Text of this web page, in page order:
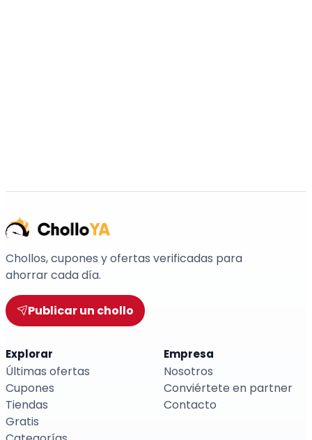
Chollos, cupones y ofertas verificadas para
ahorrar cada día.
Publicar un chollo
Explorar
Últimas ofertas
Cupones
Tiendas
Gratis
Empresa
Nosotros
Conviértete en partner
Contacto